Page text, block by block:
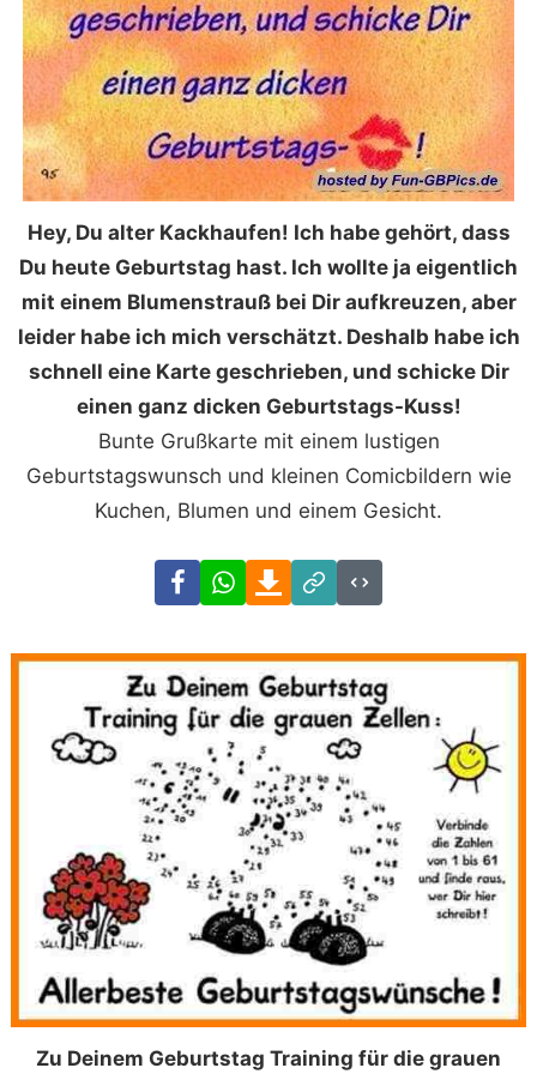
Hey, Du alter Kackhaufen! Ich habe gehört, dass
Du heute Geburtstag hast. Ich wollte ja eigentlich
mit einem Blumenstrauß bei Dir aufkreuzen, aber
leider habe ich mich verschätzt. Deshalb habe ich
schnell eine Karte geschrieben, und schicke Dir
einen ganz dicken Geburtstags-Kuss!
Bunte Grußkarte mit einem lustigen
Geburtstagswunsch und kleinen Comicbildern wie
Kuchen, Blumen und einem Gesicht.
FacebookWhatsAppDownload
Link
Code
Zu Deinem Geburtstag Training für die grauen